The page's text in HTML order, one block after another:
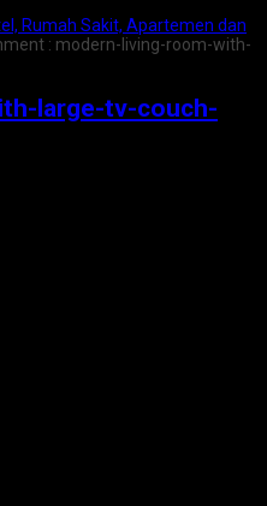
Rumah Sakit, Apartemen dan
: modern-living-room-with-
large-tv-couch-